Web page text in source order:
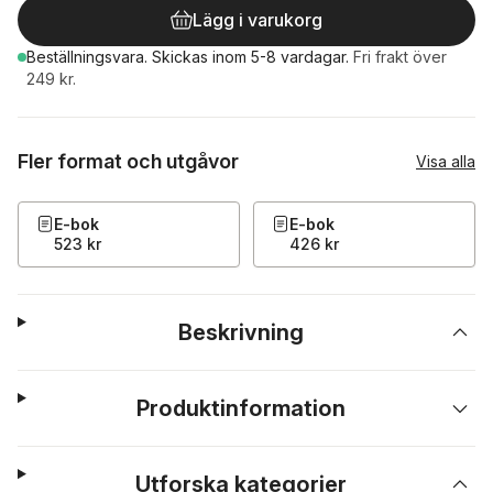
Lägg i varukorg
Beställningsvara. Skickas inom 5-8 vardagar. Fri frakt över
249 kr.
Fler format och utgåvor Visa alla
E-bok
523 kr
E-bok
426 kr
Beskrivning
Produktinformation
Utforska kategorier